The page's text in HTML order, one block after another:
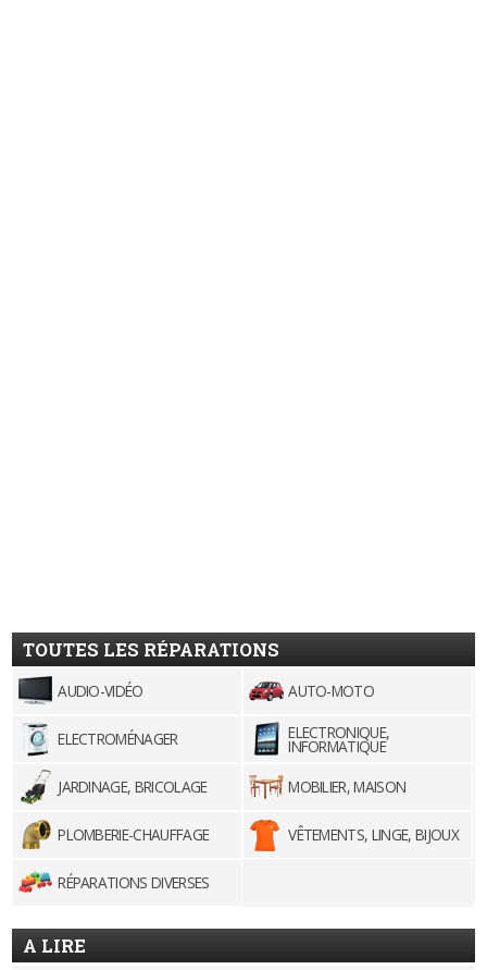
TOUTES LES RÉPARATIONS
AUDIO-VIDÉO AUTO-MOTO
ELECTROMÉNAGER ELECTRONIQUE,
INFORMATIQUE
JARDINAGE, BRICOLAGE
MOBILIER, MAISON
PLOMBERIE-CHAUFFAGE VÊTEMENTS, LINGE, BIJOUX
RÉPARATIONS DIVERSES
A LIRE